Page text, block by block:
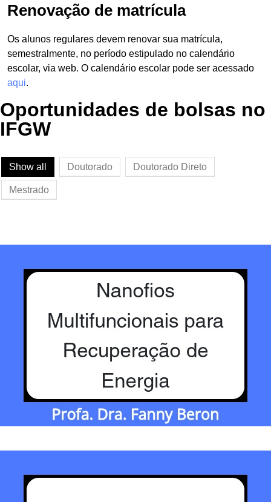
Renovação de matrícula
Os alunos regulares devem renovar sua matrícula,
semestralmente, no período estipulado no calendário
escolar, via web. O calendário escolar pode ser acessado
aqui.
Oportunidades de bolsas no
IFGW
Show all Doutorado Doutorado Direto
Mestrado